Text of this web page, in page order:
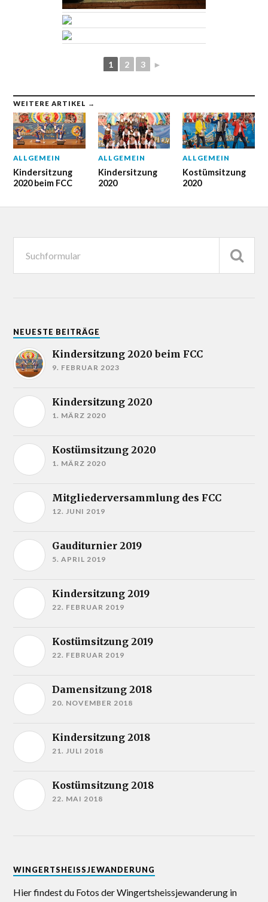
1 2 3 ►
WEITERE ARTIKEL →
ALLGEMEIN
Kindersitzung
2020 beim FCC
ALLGEMEIN
Kindersitzung
2020
ALLGEMEIN
Kostümsitzung
2020
NEUESTE BEITRÄGE
Kindersitzung 2020 beim FCC
9. FEBRUAR 2023
Kindersitzung 2020
1. MÄRZ 2020
Kostümsitzung 2020
1. MÄRZ 2020
Mitgliederversammlung des FCC
12. JUNI 2019
Gauditurnier 2019
5. APRIL 2019
Kindersitzung 2019
22. FEBRUAR 2019
Kostümsitzung 2019
22. FEBRUAR 2019
Damensitzung 2018
20. NOVEMBER 2018
Kindersitzung 2018
21. JULI 2018
Kostümsitzung 2018
22. MAI 2018
WINGERTSHEISSJEWANDERUNG
Hier findest du Fotos der Wingertsheissjewanderung in